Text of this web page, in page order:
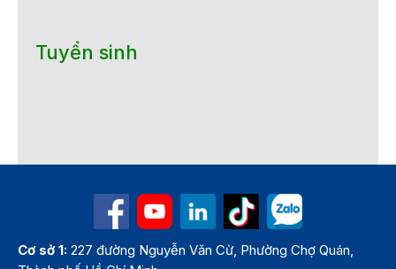
Tuyển sinh
Cơ sở 1: 227 đường Nguyễn Văn Cừ, Phường Chợ Quán,